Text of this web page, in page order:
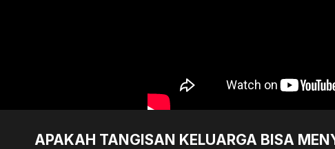
APAKAH TANGISAN KELUARGA BISA